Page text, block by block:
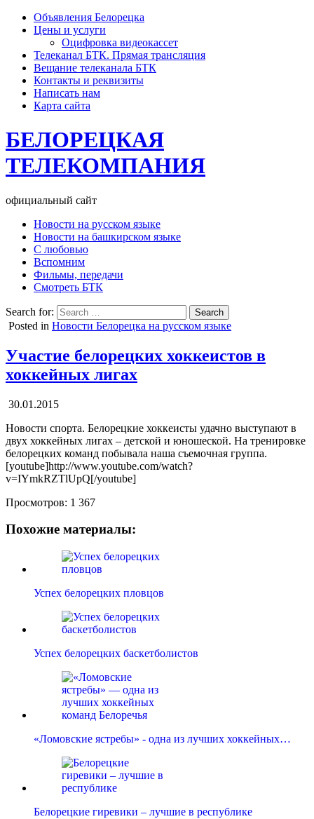
Объявления Белорецка
Цены и услуги
Оцифровка видеокассет
Телеканал БТК. Прямая трансляция
Вещание телеканала БТК
Контакты и реквизиты
Написать нам
Карта сайта
БЕЛОРЕЦКАЯ
ТЕЛЕКОМПАНИЯ
официальный сайт
Новости на русском языке
Новости на башкирском языке
С любовью
Вспомним
Фильмы, передачи
Смотреть БТК
Search for:
Posted in Новости Белорецка на русском языке
Участие белорецких хоккеистов в
хоккейных лигах
30.01.2015
Новости спорта. Белорецкие хоккеисты удачно выступают в
двух хоккейных лигах – детской и юношеской. На тренировке
белорецких команд побывала наша съемочная группа.
[youtube]http://www.youtube.com/watch?
v=IYmkRZTlUpQ[/youtube]
Просмотров: 1 367
Похожие материалы:
Успех белорецких пловцов
Успех белорецких баскетболистов
«Ломовские ястребы» - одна из лучших хоккейных…
Белорецкие гиревики – лучшие в республике